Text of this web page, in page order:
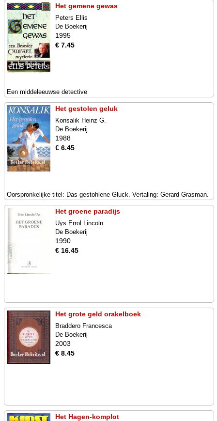
Het gemene gewas
Peters Ellis
De Boekerij
1995
€ 7.45
Een middeleeuwse detective
Het gestolen geluk
Konsalik Heinz G.
De Boekerij
1988
€ 6.45
Oorspronkelijke titel: Das gestohlene Gluck. Vertaling: Gerard Grasman.
Het groene paradijs
Uys Errol Lincoln
De Boekerij
1990
€ 16.45
Het grote geld orakelboek
Braddero Francesca
De Boekerij
2003
€ 8.45
Het Hagen-komplot